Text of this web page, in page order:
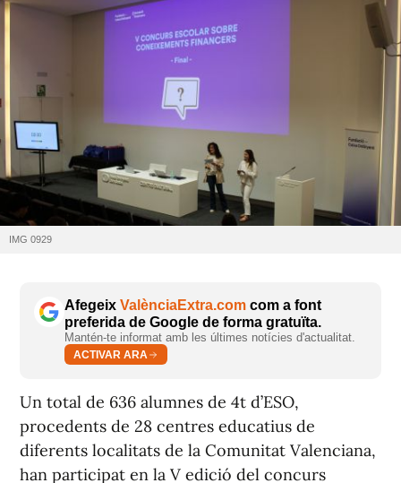
IMG 0929
Afegeix ValènciaExtra.com com a font
preferida de Google de forma gratuïta.
Mantén-te informat amb les últimes notícies d'actualitat.
ACTIVAR ARA
Un total de 636 alumnes de 4t d’ESO,
procedents de 28 centres educatius de
diferents localitats de la Comunitat Valenciana,
han participat en la V edició del concurs